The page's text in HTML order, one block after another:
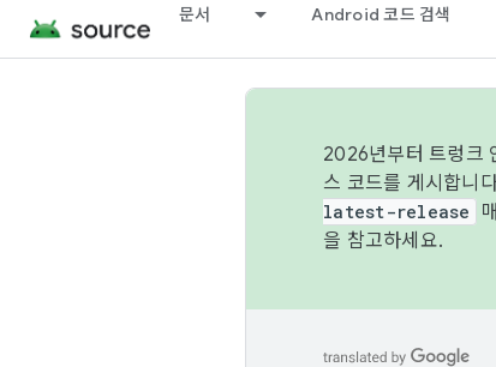
문서 Android 코드 검색
2026년부터 트렁크
스 코드를 게시합니
latest-release
을 참고하세요.